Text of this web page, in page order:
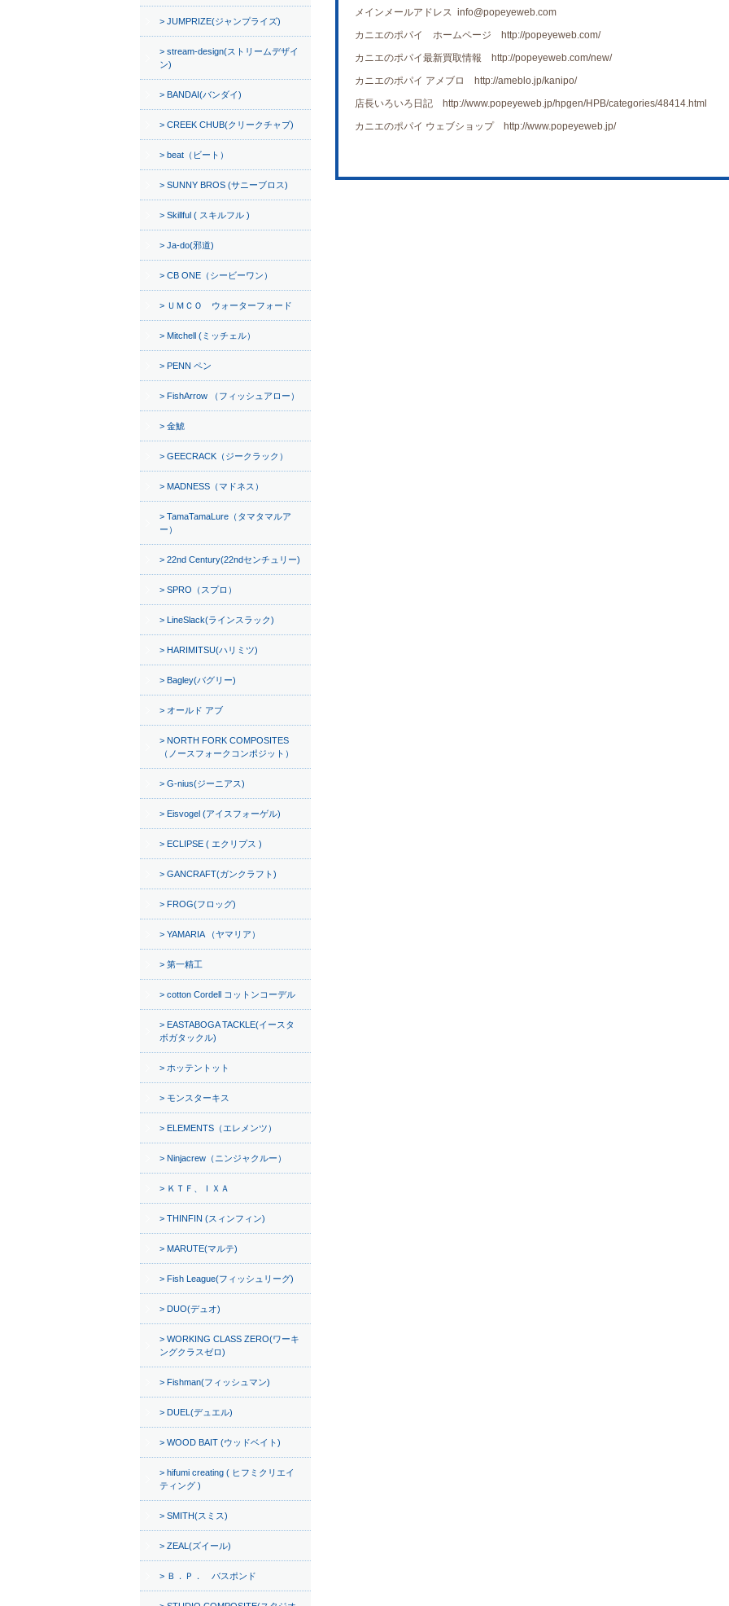
メインメールアドレス info@popeyeweb.com
カニエのポパイ ホームページ http://popeyeweb.com/
カニエのポパイ最新買取情報 http://popeyeweb.com/new/
カニエのポパイ アメブロ http://ameblo.jp/kanipo/
店長いろいろ日記 http://www.popeyeweb.jp/hpgen/HPB/categories/48414.html
カニエのポパイ ウェブショップ http://www.popeyeweb.jp/
JUMPRIZE(ジャンプライズ)
stream-design(ストリームデザイ
ン)
BANDAI(バンダイ)
CREEK CHUB(クリークチャブ)
beat（ビート）
SUNNY BROS (サニーブロス)
Skillful ( スキルフル )
Ja-do(邪道)
CB ONE（シービーワン）
ＵＭＣＯ ウォーターフォード
Mitchell (ミッチェル）
PENN ペン
FishArrow （フィッシュアロー）
金鯱
GEECRACK（ジークラック）
MADNESS（マドネス）
TamaTamaLure（タマタマルア
ー）
22nd Century(22ndセンチュリー)
SPRO（スプロ）
LineSlack(ラインスラック)
HARIMITSU(ハリミツ)
Bagley(バグリー)
オールド アブ
NORTH FORK COMPOSITES
（ノースフォークコンポジット）
G-nius(ジーニアス)
Eisvogel (アイスフォーゲル)
ECLIPSE ( エクリプス )
GANCRAFT(ガンクラフト)
FROG(フロッグ)
YAMARIA （ヤマリア）
第一精工
cotton Cordell コットンコーデル
EASTABOGA TACKLE(イースタ
ボガタックル)
ホッテントット
モンスターキス
ELEMENTS（エレメンツ）
Ninjacrew（ニンジャクルー）
ＫＴＦ、ＩＸＡ
THINFIN (スィンフィン)
MARUTE(マルテ)
Fish League(フィッシュリーグ)
DUO(デュオ)
WORKING CLASS ZERO(ワーキ
ングクラスゼロ)
Fishman(フィッシュマン)
DUEL(デュエル)
WOOD BAIT (ウッドベイト)
hifumi creating ( ヒフミクリエイ
ティング )
SMITH(スミス)
ZEAL(ズイール)
Ｂ．Ｐ． バスポンド